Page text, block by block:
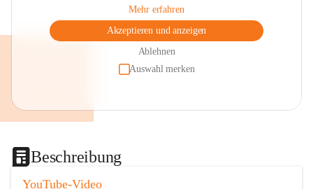
Mehr erfahren
Akzeptieren und anzeigen
Ablehnen
Auswahl merken
Beschreibung
YouTube-Video